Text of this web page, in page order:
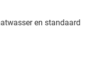
en standaard